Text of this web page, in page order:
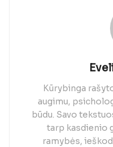
Kūrybinga
augimu,
būdu. Savo
tarp kasdienio
ramybės,